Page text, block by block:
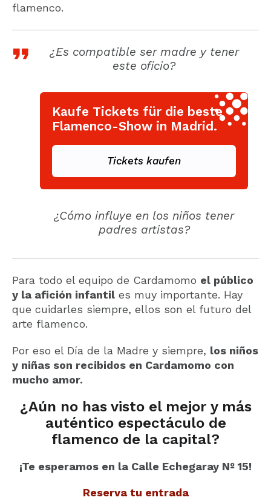
flamenco.
¿Es compatible ser madre y tener
este oficio?
Kaufe Tickets für die beste
Flamenco-Show in Madrid.
Tickets kaufen
¿Cómo influye en los niños tener
padres artistas?
Para todo el equipo de Cardamomo el público
y la afición infantil es muy importante. Hay
que cuidarles siempre, ellos son el futuro del
arte flamenco.
Por eso el Día de la Madre y siempre, los niños
y niñas son recibidos en Cardamomo con
mucho amor.
¿Aún no has visto el mejor y más
auténtico espectáculo de
flamenco de la capital?
¡Te esperamos en la Calle Echegaray Nº 15!
Reserva tu entrada